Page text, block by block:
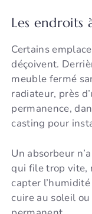
Les endroits
Certains
déçoivent.
meuble fermé
radiateur, près
permanence,
casting pour
Un absorbeur
qui file trop vite,
capter
cuire au soleil